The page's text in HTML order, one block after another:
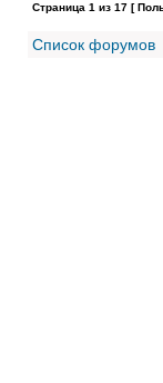
Страница 1 из 17 [
Список форумов